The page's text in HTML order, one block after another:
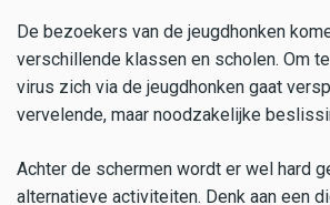
De bezoekers van de jeugdhonken
verschillende klassen en scholen. Om
virus zich via de jeugdhonken gaat
vervelende, maar noodzakelijke
Achter de schermen wordt er wel hard
alternatieve activiteiten. Denk aan een